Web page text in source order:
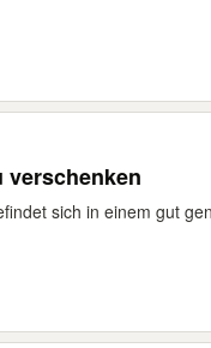
verschenken
sich in einem gut